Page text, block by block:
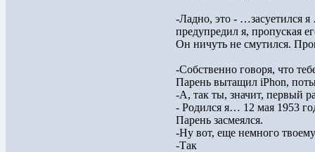
-Ладно, это - …засуетился
предупредил я, пропуская
Он ничуть не смутился.
-Собственно говоря, что
Парень вытащил iPhon,
-А, так ты, значит, первый
- Родился я… 12 мая 1953
Парень засмеялся.
-Ну вот, еще немного
-Так